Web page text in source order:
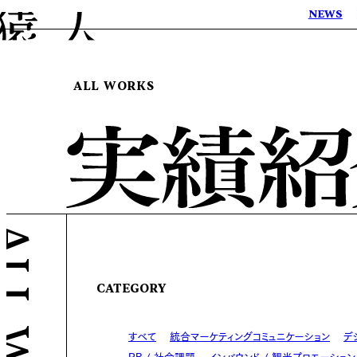
NEWS
ALL WORKS
CATEGORY
すべて 統合マーケティングコミュニケーション デ